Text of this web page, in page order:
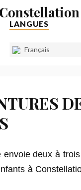
Constellation
LANGUES
Français
envoie deux à
à